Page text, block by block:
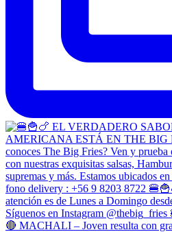
🔴 MACHALI – Joven resulta con